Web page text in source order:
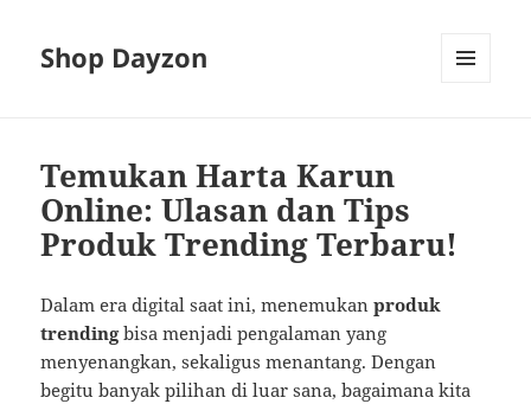
Shop Dayzon
Temukan Harta Karun
Online: Ulasan dan Tips
Produk Trending Terbaru!
Dalam era digital saat ini, menemukanproduk
trendingbisa menjadi pengalaman yang
menyenangkan, sekaligus menantang. Dengan
begitu banyak pilihan di luar sana, bagaimana kita